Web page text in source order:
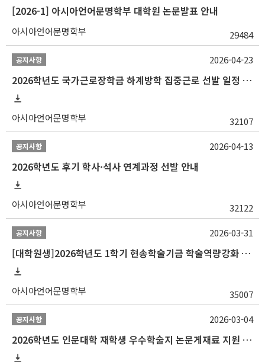
[2026-1] 아시아언어문명학부 대학원 논문발표 안내
아시아언어문명학부 29484
공지사항
2026학년도 국가근로장학금 하계방학 집중근로 선발 일정 안내
아시아언어문명학부 32107
2026-04-23
공지사항
2026학년도 후기 학사·석사 연계과정 선발 안내
아시아언어문명학부 32122
2026-04-13
공지사항
[대학원생]2026학년도 1학기 현송학술기금 학술역량강화 사업 안내
아시아언어문명학부 35007
2026-03-31
공지사항
2026학년도 인문대학 재학생 우수학술지 논문게재료 지원 안내
2026-03-04